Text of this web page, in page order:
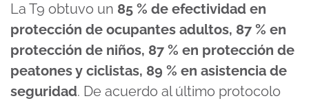
La T9 obtuvo un 85 % de efectividad en
protección de ocupantes adultos, 87 % en
protección de niños, 87 % en protección de
peatones y ciclistas, 89 % en asistencia de
seguridad. De acuerdo al último protocolo